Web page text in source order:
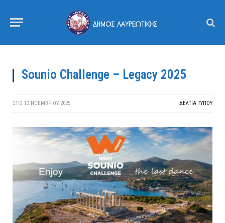
Sounio Challenge – Legacy 2025
ΣΤΙΣ 12 ΝΟΕΜΒΡΊΟΥ 2025 ΔΕΛΤΙΑ ΤΥΠΟΥ